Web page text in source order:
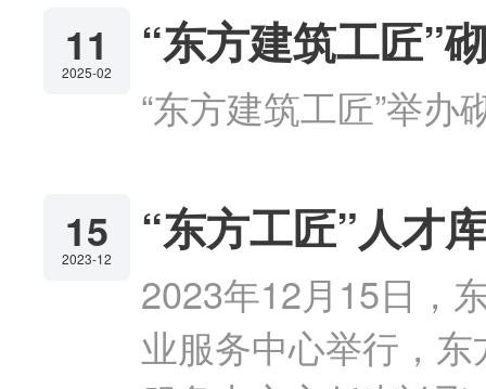
11
2025-02
“东方建筑工匠”
“东方建筑工匠”举
15
2023-12
“东方工匠”人才
2023年12月15日，
业服务中心举行，